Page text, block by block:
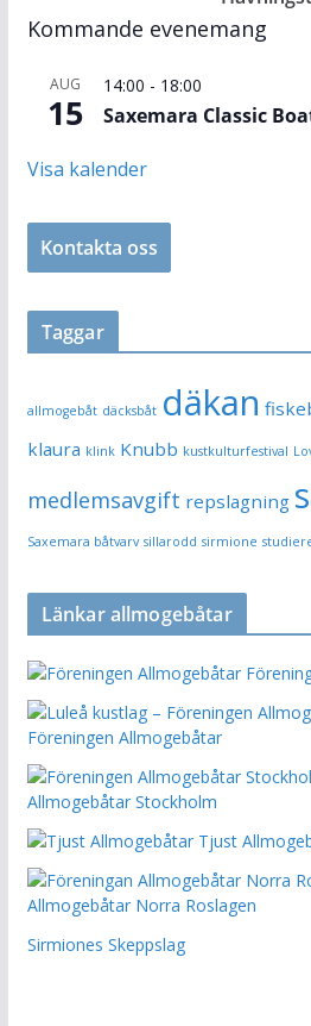
o
k
g
er
n
Kommande evenemang
AUG
15
14:00 - 18:00
Saxemara Classic
Visa kalender
Kontakta oss
Taggar
allmogebåt däcksbåt däkan
klaura klink Knubb kustkulturfestival
medlemsavgift repslagning
Saxemara båtvarv sillarodd sirmione
Länkar allmogebåtar
Föreningen Allmogebåtar
Allmogebåtar Stockholm
Tjust
Allmogebåtar Norra Roslagen
Sirmiones Skeppslag